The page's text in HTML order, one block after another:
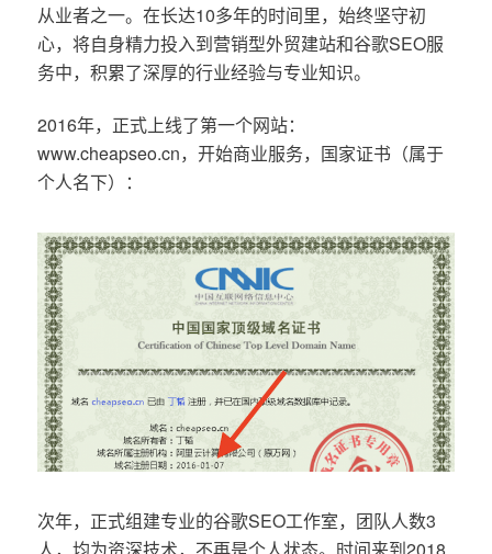
从业者之一。在长达10多年的时间里，始终坚守初
心，将自身精力投入到营销型外贸建站和谷歌SEO服
务中，积累了深厚的行业经验与专业知识。
2016年，正式上线了第一个网站：
www.cheapseo.cn，开始商业服务，国家证书（属于
个人名下）：
次年，正式组建专业的谷歌SEO工作室，团队人数3